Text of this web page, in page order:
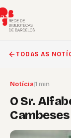
para
o
conteúdo
TODAS AS
Notícia|1 min
O Sr.
Cambeses